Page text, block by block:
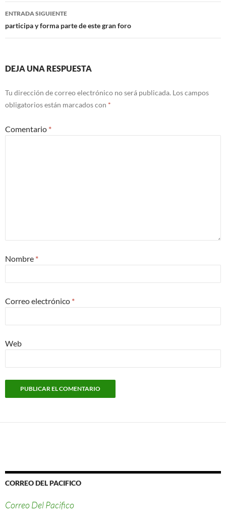
entradas
ENTRADA SIGUIENTE
participa y forma parte de este gran foro
DEJA UNA RESPUESTA
Tu dirección de correo electrónico no será publicada. Los campos
obligatorios están marcados con *
Comentario *
Nombre *
Correo electrónico *
Web
CORREO DEL PACIFICO
Correo Del Pacifico